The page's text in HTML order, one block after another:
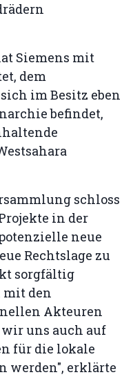
Siemens mit
dem
im Besitz eben
befindet,
schloss
in der
neue
Rechtslage zu
sorgfältig
den
Akteuren
uns auch auf
für die lokale
werden", erklärte